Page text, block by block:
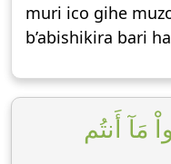
muri ico gihe
b’abishikira bari
أَنتُم